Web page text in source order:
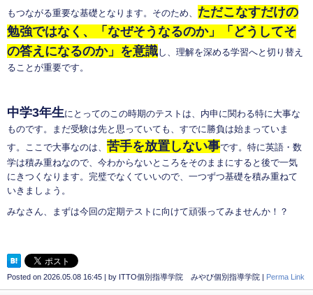
もつながる重要な基礎となります。そのため、 ただこなすだけの
勉強ではなく、「なぜそうなるのか」「どうしてそ
の答えになるのか」を意識し、理解を深める学習へと切り替え
ることが重要です。
中学3年生にとってのこの時期のテストは、内申に関わる特に大事な
ものです。まだ受験は先と思っていても、すでに勝負は始まっていま
す。ここで大事なのは、 苦手を放置しない事です。特に英語・数
学は積み重ねなので、今わからないところをそのままにすると後で一気
にきつくなります。完璧でなくていいので、一つずつ基礎を積み重ねて
いきましょう。
みなさん、まずは今回の定期テストに向けて頑張ってみませんか！？
Posted on 2026.05.08 16:45 by ITTO個別指導学院 みやび個別指導学院 Perma Link